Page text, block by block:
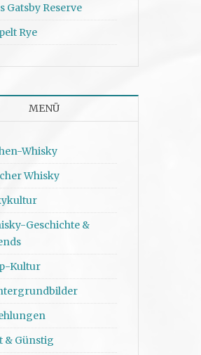
Gatsby Reserve
Rye
MENÜ
Whisky
Whisky
Geschichte &
Kultur
& Günstig